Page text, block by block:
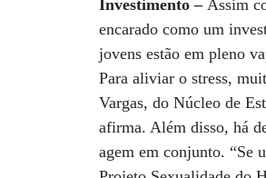
Investimento –Assim
encarado como um
jovens estão em pleno
Para aliviar o stress,
Vargas, do Núcleo de
afirma. Além disso, há
agem em conjunto. “Se